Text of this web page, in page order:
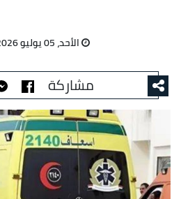
الأحد، 05 يوليو 2026 03:13 م
مشاركة